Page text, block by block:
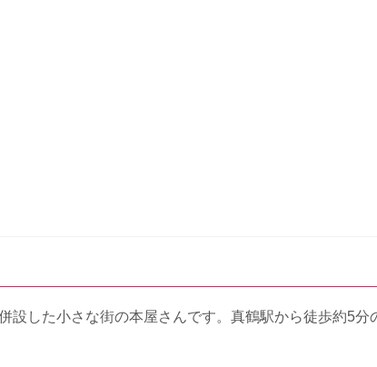
設した小さな街の本屋さんです。真鶴駅から徒歩約5分